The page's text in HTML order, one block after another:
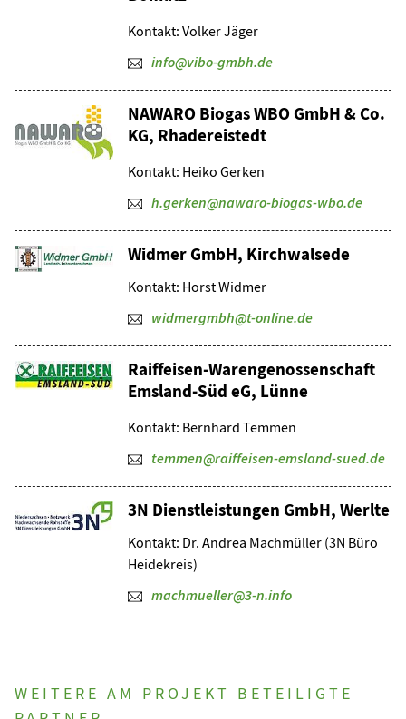
Kontakt: Volker Jäger
info@vibo-gmbh.de
NAWARO Biogas WBO GmbH & Co.
KG, Rhadereistedt
Kontakt: Heiko Gerken
h.gerken@nawaro-biogas-wbo.de
Widmer GmbH, Kirchwalsede
Kontakt: Horst Widmer
widmergmbh@t-online.de
Raiffeisen-Warengenossenschaft
Emsland-Süd eG, Lünne
Kontakt: Bernhard Temmen
temmen@raiffeisen-emsland-sued.de
3N Dienstleistungen GmbH, Werlte
Kontakt: Dr. Andrea Machmüller (3N Büro
Heidekreis)
machmueller@3-n.info
WEITERE AM PROJEKT BETEILIGTE